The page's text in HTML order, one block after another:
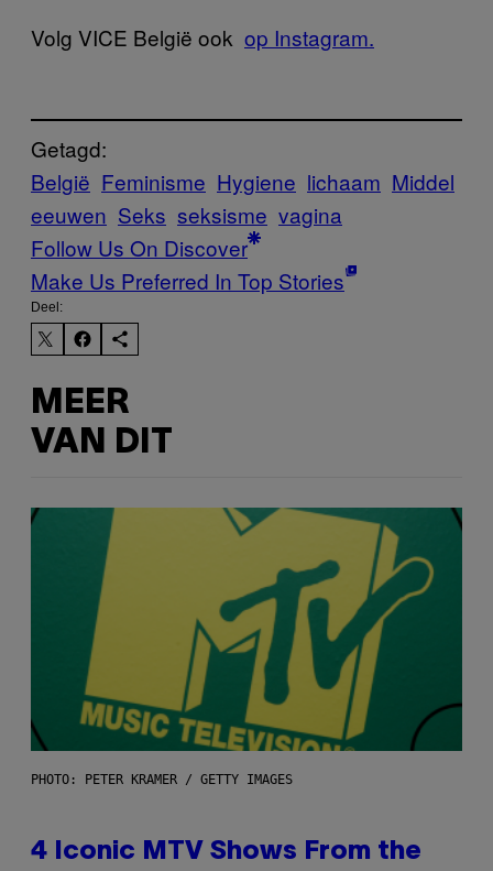
Volg VICE België ook op Instagram.
Getagd:
België Feminisme Hygiene lichaam Middel
eeuwen Seks seksisme vagina
Follow Us On Discover
Make Us Preferred In Top Stories
Deel:
MEER
VAN DIT
PHOTO: PETER KRAMER / GETTY IMAGES
4 Iconic MTV Shows From the